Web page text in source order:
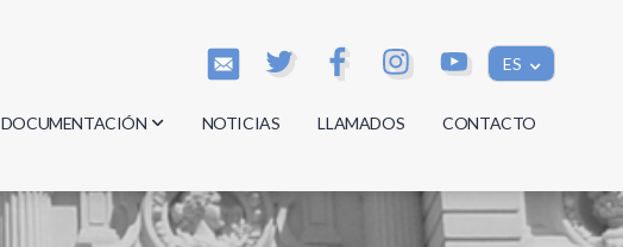
ES
DOCUMENTACIÓN
Actas
Reglamentos
NOTICIAS LLAMADOS CONTACTO